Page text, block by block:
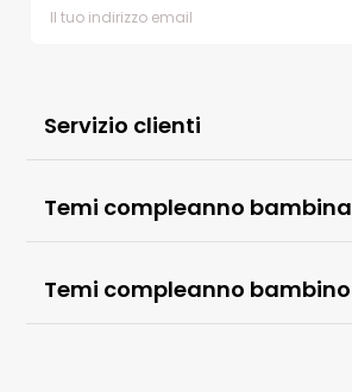
Servizio clienti
Temi compleanno bambina
Temi compleanno bambino